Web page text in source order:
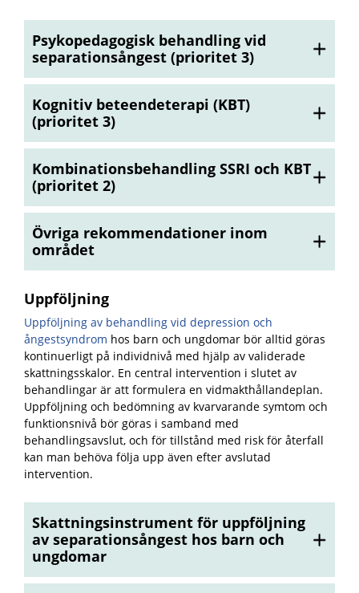
Psykopedagogisk behandling vid
separationsångest (prioritet 3)
Kognitiv beteendeterapi (KBT)
(prioritet 3)
Kombinationsbehandling SSRI och KBT
(prioritet 2)
Övriga rekommendationer inom
området
Uppföljning
Uppföljning av behandling vid depression och
ångestsyndrom hos barn och ungdomar bör alltid göras
kontinuerligt på individnivå med hjälp av validerade
skattningsskalor. En central intervention i slutet av
behandlingar är att formulera en vidmakthållandeplan.
Uppföljning och bedömning av kvarvarande symtom och
funktionsnivå bör göras i samband med
behandlingsavslut, och för tillstånd med risk för återfall
kan man behöva följa upp även efter avslutad
intervention.
Skattningsinstrument för uppföljning
av separationsångest hos barn och
ungdomar